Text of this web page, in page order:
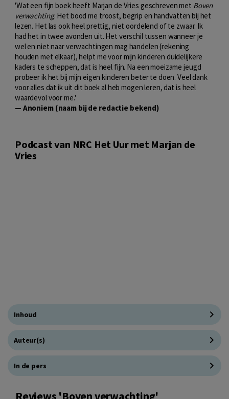
'Wat een fijn boek heeft Marjan de Vries geschreven met Boven
verwachting. Het bood me troost, begrip en handvatten bij het
lezen. Het las ook heel prettig, niet oordelend of te zwaar. Ik
had het in twee avonden uit. Het verschil tussen wanneer je
wel en niet naar verwachtingen mag handelen (rekening
houden met elkaar), helpt me voor mijn kinderen duidelijkere
kaders te scheppen, dat is heel fijn. Na een moeizame jeugd
probeer ik het bij mijn eigen kinderen beter te doen. Veel dank
voor alles dat ik uit dit boek al heb mogen leren, dat is heel
waardevol voor me.'
— Anoniem (naam bij de redactie bekend)
Podcast van NRC Het Uur met Marjan de
Vries
Inhoud
Auteur(s)
In de pers
Reviews 'Boven verwachting'